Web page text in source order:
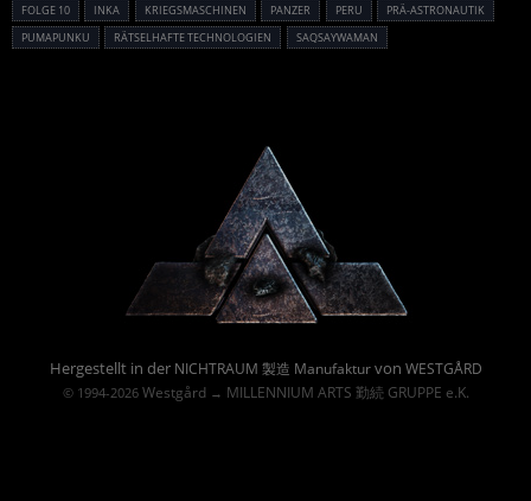
FOLGE 10
INKA KRIEGSMASCHINEN PANZER PERU
PRÄ-ASTRONAUTIK
PUMAPUNKU
RÄTSELHAFTE TECHNOLOGIEN SAQSAYWAMAN
Hergestellt in der NICHTRAUM 製造 Manufakturvon WESTGÅRD
© 1994-2026 Westgård→ MILLENNIUM ARTS 勤続 GRUPPE e.K.
Powered By :